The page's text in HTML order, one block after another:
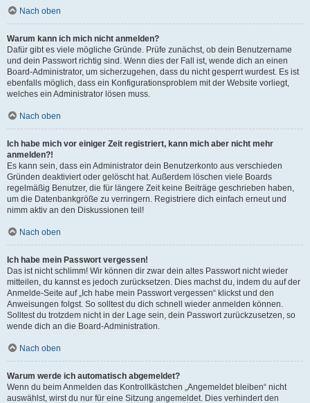
Nach oben
Warum kann ich mich nicht anmelden?
Dafür gibt es viele mögliche Gründe. Prüfe zunächst, ob dein Benutzername
und dein Passwort richtig sind. Wenn dies der Fall ist, wende dich an einen
Board-Administrator, um sicherzugehen, dass du nicht gesperrt wurdest. Es ist
ebenfalls möglich, dass ein Konfigurationsproblem mit der Website vorliegt,
welches ein Administrator lösen muss.
Nach oben
Ich habe mich vor einiger Zeit registriert, kann mich aber nicht mehr
anmelden?!
Es kann sein, dass ein Administrator dein Benutzerkonto aus verschieden
Gründen deaktiviert oder gelöscht hat. Außerdem löschen viele Boards
regelmäßig Benutzer, die für längere Zeit keine Beiträge geschrieben haben,
um die Datenbankgröße zu verringern. Registriere dich einfach erneut und
nimm aktiv an den Diskussionen teil!
Nach oben
Ich habe mein Passwort vergessen!
Das ist nicht schlimm! Wir können dir zwar dein altes Passwort nicht wieder
mitteilen, du kannst es jedoch zurücksetzen. Dies machst du, indem du auf der
Anmelde-Seite auf „Ich habe mein Passwort vergessen“ klickst und den
Anweisungen folgst. So solltest du dich schnell wieder anmelden können.
Solltest du trotzdem nicht in der Lage sein, dein Passwort zurückzusetzen, so
wende dich an die Board-Administration.
Nach oben
Warum werde ich automatisch abgemeldet?
Wenn du beim Anmelden das Kontrollkästchen „Angemeldet bleiben“ nicht
auswählst, wirst du nur für eine Sitzung angemeldet. Dies verhindert den